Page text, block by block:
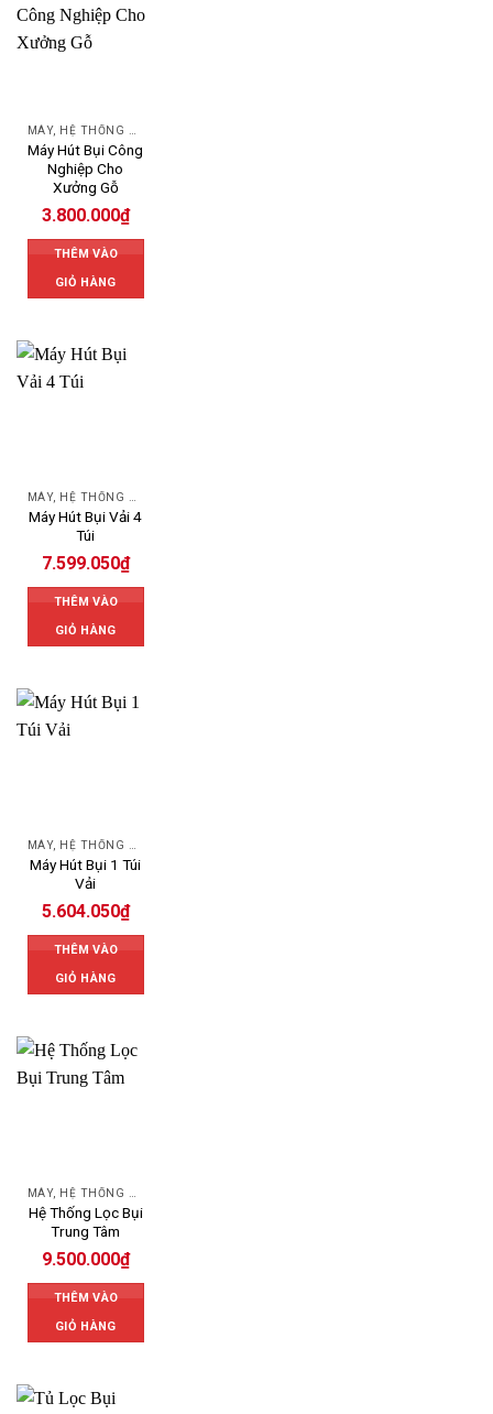
Máy Hút Bụi Công
Nghiệp Cho
Xưởng Gỗ
3.800.000₫
THÊM VÀO
GIỎ HÀNG
Máy Hút Bụi Vải 4
Túi
7.599.050₫
THÊM VÀO
GIỎ HÀNG
Máy Hút Bụi 1 Túi
Vải
5.604.050₫
THÊM VÀO
GIỎ HÀNG
MÁY, HỆ THỐNG HÚT LỌC BỤI
Hệ Thống Lọc Bụi
Trung Tâm
9.500.000₫
THÊM VÀO
GIỎ HÀNG